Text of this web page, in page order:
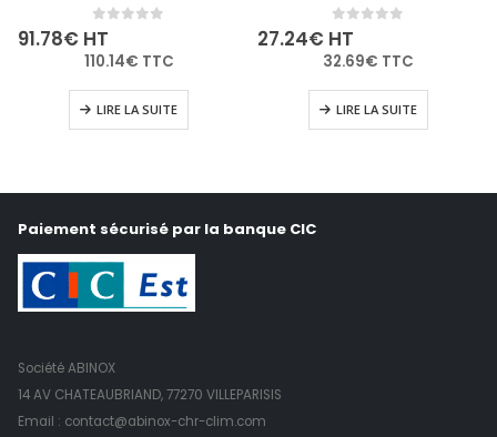
0out of 5
91.78€ HT
110.14€ TTC
LIRE LA SUITE
0out of 5
27.24€ HT
32.69€ TTC
LIRE LA SUITE
Paiement sécurisé par la banque CIC
Société ABINOX
14 AV CHATEAUBRIAND, 77270 VILLEPARISIS
Email : contact@abinox-chr-clim.com